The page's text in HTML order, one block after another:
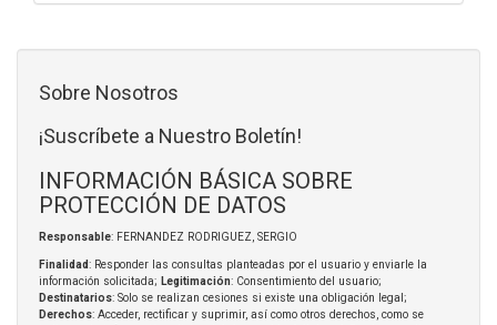
Sobre Nosotros
¡Suscríbete a Nuestro Boletín!
INFORMACIÓN BÁSICA SOBRE
PROTECCIÓN DE DATOS
Responsable: FERNANDEZ RODRIGUEZ, SERGIO
Finalidad: Responder las consultas planteadas por el usuario y enviarle la
información solicitada; Legitimación: Consentimiento del usuario;
Destinatarios: Solo se realizan cesiones si existe una obligación legal;
Derechos: Acceder, rectificar y suprimir, así como otros derechos, como se